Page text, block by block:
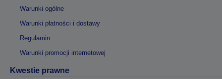
Warunki ogólne
Warunki płatności i dostawy
Regulamin
Warunki promocji internetowej
Kwestie prawne